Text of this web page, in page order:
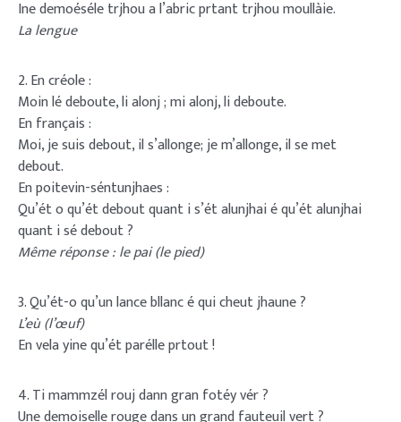
Ine demoéséle trjhou a l’abric prtant trjhou moullàie.
La lengue
2. En créole :
Moin lé deboute, li alonj ; mi alonj, li deboute.
En français :
Moi, je suis debout, il s’allonge; je m’allonge, il se met
debout.
En poitevin-séntunjhaes :
Qu’ét o qu’ét debout quant i s’ét alunjhai é qu’ét alunjhai
quant i sé debout ?
Même réponse : le pai (le pied)
3. Qu’ét-o qu’un lance bllanc é qui cheut jhaune ?
L’eù (l’œuf)
En vela yine qu’ét parélle prtout !
4. Ti mammzél rouj dann gran fotéy vér ?
Une demoiselle rouge dans un grand fauteuil vert ?